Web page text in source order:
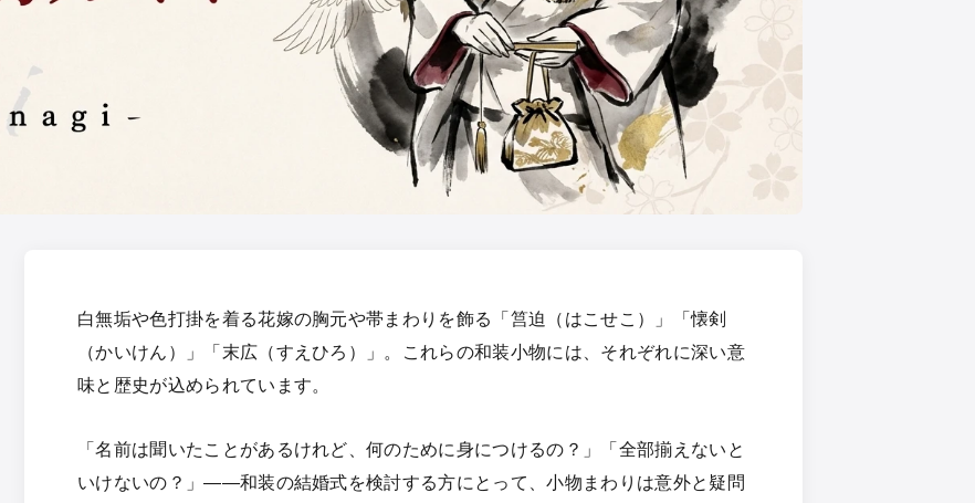
白無垢や色打掛を着る花嫁の胸元や帯まわりを飾る「筥迫（はこせこ）」「懐剣
（かいけん）」「末広（すえひろ）」。これらの和装小物には、それぞれに深い意
味と歴史が込められています。
「名前は聞いたことがあるけれど、何のために身につけるの？」「全部揃えないと
いけないの？」——和装の結婚式を検討する方にとって、小物まわりは意外と疑問